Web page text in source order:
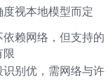
视本地模型而定
赖网络，但支持的
限
别优，需网络与许